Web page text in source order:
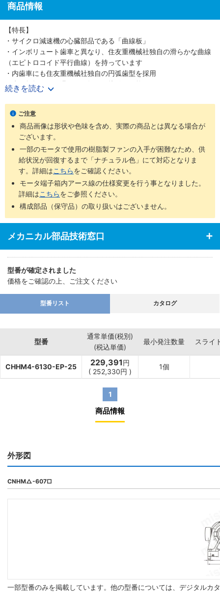
商品情報
【特長】
・サイクロ減速機の心臓部品である「曲線板」
・インボリュート歯車と異なり、住友重機械社独自の滑らかな曲線
（エピトロコイド平行曲線）を持っています
・内歯車にも住友重機械社独自の円弧歯型を採用
・歯の折損がない滑らかな転がり接触を可能にしました
・少ない減速段数で高い減速比を得ること、つまり高効率と高減速
比の両立を可能にしました
・噛み合い率がインボリュートギヤの2～3倍高く、衝撃荷重が発生
しても多くの歯で分散して吸収する為、タフで長寿命な減速機です
・減速機部の材質は耐摩耗・耐疲労性に富む高炭素高クロム軸受鋼
を使用しています
続きを読む
ご注意
商品画像は形状や色味を含め、実際の商品とは異なる場合が
ございます。
一部のモータで使用の樹脂製ファンの入手が困難なため、供
給状況が回復するまで「ナチュラル色」にて対応となりま
す。詳細はこちらをご確認ください。
モータ端子箱内アース線の仕様変更を行う事となりました。
詳細はこちらをご参照ください。
構成部品（保守品）の取り扱いはございません。
メカニカル部品技術窓口
型番が確定されました
価格をご確認の上、ご注文ください
型番リスト カタログ
型番
通常単価(税別)
(税込単価)
最小発注数量 スライ
CHHM4-6130-EP-25 229,391円
( 252,330円 )
1個
1
商品情報
外形図
CNHM△-607□
一部型番のみを掲載しています。他の型番については、デジタルカ